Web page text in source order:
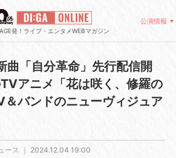
発！ライブ・エンタメWEBマガジン
公演情報
曲「自分革命」先行配信開
アニメ「花は咲く、修羅の
＆バンドのニューヴィジュア
ース ｜ 2024.12.04 19:00